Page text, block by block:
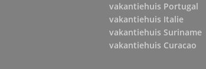
vakantiehuis Portugal
vakantiehuis Italie
vakantiehuis Suriname
vakantiehuis Curacao